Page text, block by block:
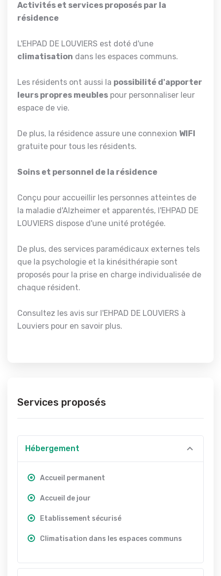
Activités et services proposés par la
résidence
L'EHPAD DE LOUVIERS est doté d'une
climatisation dans les espaces communs.
Les résidents ont aussi la possibilité d'apporter
leurs propres meubles pour personnaliser leur
espace de vie.
De plus, la résidence assure une connexion WIFI
gratuite pour tous les résidents.
Soins et personnel de la résidence
Conçu pour accueillir les personnes atteintes de
la maladie d'Alzheimer et apparentés, l'EHPAD DE
LOUVIERS dispose d'une unité protégée.
De plus, des services paramédicaux externes tels
que la psychologie et la kinésithérapie sont
proposés pour la prise en charge individualisée de
chaque résident.
Consultez les avis sur l'EHPAD DE LOUVIERS à
Louviers pour en savoir plus.
Services proposés
Hébergement
Accueil permanent
Accueil de jour
Etablissement sécurisé
Climatisation dans les espaces communs